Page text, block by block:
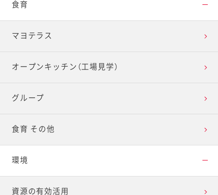
食育
マヨテラス
オープンキッチン（工場見学）
グループ
食育 その他
環境
資源の有効活用